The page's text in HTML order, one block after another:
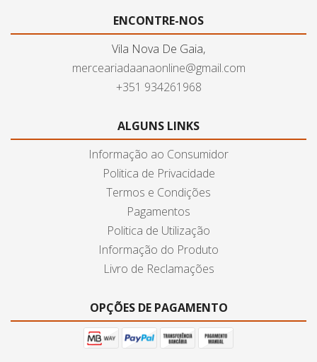
ENCONTRE-NOS
Vila Nova De Gaia,
merceariadaanaonline@gmail.com
+351 934261968
ALGUNS LINKS
Informação ao Consumidor
Politica de Privacidade
Termos e Condições
Pagamentos
Politica de Utilização
Informação do Produto
Livro de Reclamações
OPÇÕES DE PAGAMENTO